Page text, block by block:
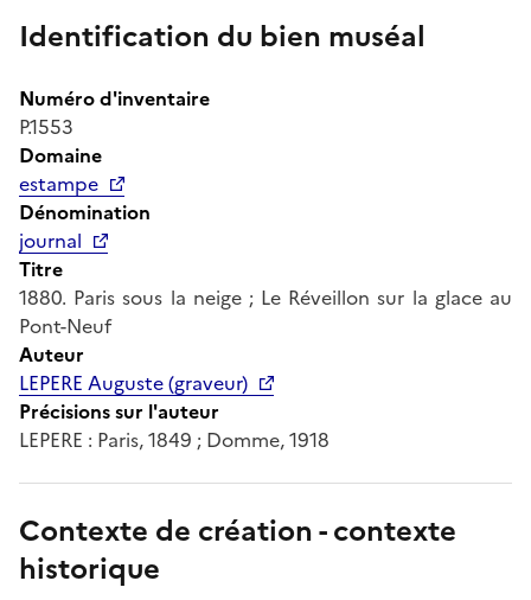
Identification du bien muséal
Numéro d'inventaire
P.1553
Domaine
estampe
Dénomination
journal
Titre
1880. Paris sous la neige ; Le Réveillon sur la glace au
Pont-Neuf
Auteur
LEPERE Auguste (graveur)
Précisions sur l'auteur
LEPERE : Paris, 1849 ; Domme, 1918
Contexte de création - contexte
historique